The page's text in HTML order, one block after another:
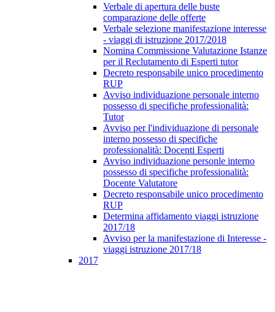
Verbale di apertura delle buste
comparazione delle offerte
Verbale selezione manifestazione interesse
- viaggi di istruzione 2017/2018
Nomina Commissione Valutazione Istanze
per il Reclutamento di Esperti tutor
Decreto responsabile unico procedimento
RUP
Avviso individuazione personale interno
possesso di specifiche professionalità:
Tutor
Avviso per l'individuazione di personale
interno possesso di specifiche
professionalità: Docenti Esperti
Avviso individuazione personle interno
possesso di specifiche professionalità:
Docente Valutatore
Decreto responsabile unico procedimento
RUP
Determina affidamento viaggi istruzione
2017/18
Avviso per la manifestazione di Interesse -
viaggi istruzione 2017/18
2017